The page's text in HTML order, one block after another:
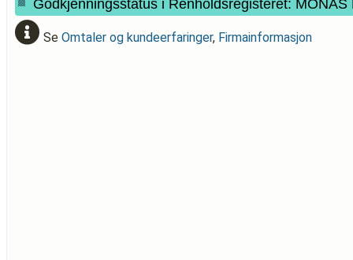
Godkjenningsstatus i Renholdsregisteret:
Se Omtaler og kundeerfaringer, Firmainformasjon